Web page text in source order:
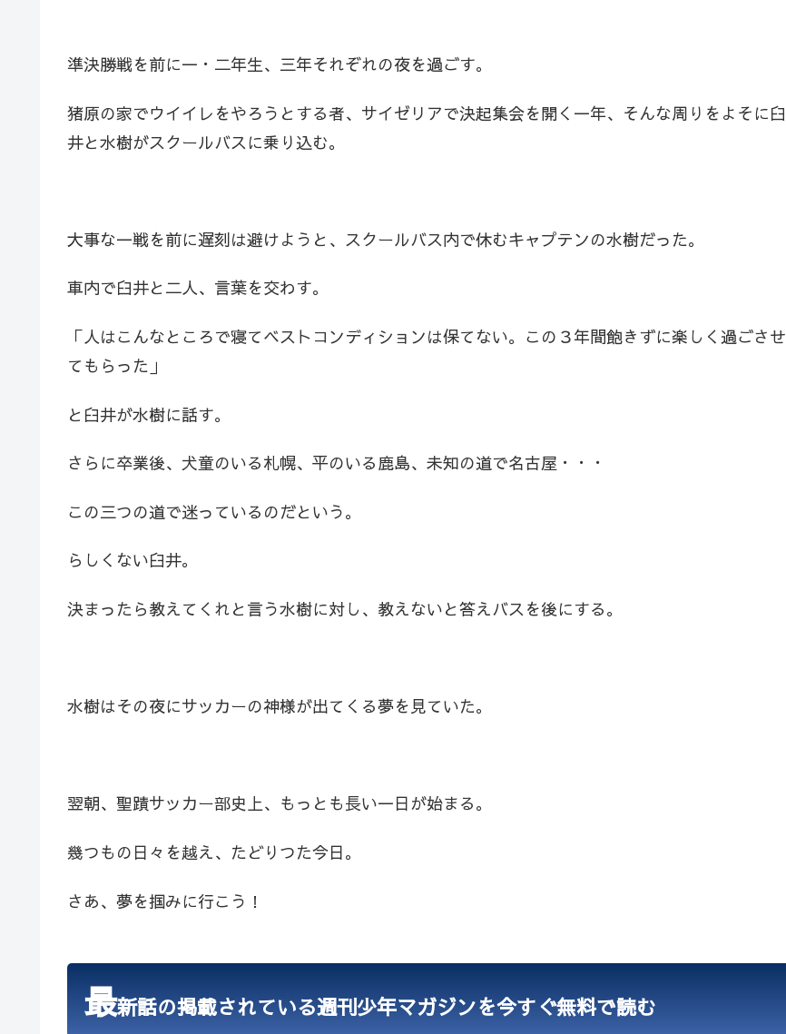
準決勝戦を前に一・二年生、三年それぞれの夜を過ごす。
猪原の家でウイイレをやろうとする者、サイゼリアで決起集会を開く一年、そんな周りをよそに臼
井と水樹がスクールバスに乗り込む。
大事な一戦を前に遅刻は避けようと、スクールバス内で休むキャプテンの水樹だった。
車内で臼井と二人、言葉を交わす。
「人はこんなところで寝てベストコンディションは保てない。この３年間飽きずに楽しく過ごさせ
てもらった」
と臼井が水樹に話す。
さらに卒業後、犬童のいる札幌、平のいる鹿島、未知の道で名古屋・・・
この三つの道で迷っているのだという。
らしくない臼井。
決まったら教えてくれと言う水樹に対し、教えないと答えバスを後にする。
水樹はその夜にサッカーの神様が出てくる夢を見ていた。
翌朝、聖蹟サッカー部史上、もっとも長い一日が始まる。
幾つもの日々を越え、たどりつた今日。
さあ、夢を掴みに行こう！
最新話の掲載されている週刊少年マガジンを今すぐ無料で読む